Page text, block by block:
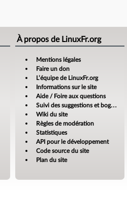
À propos de LinuxFr.org
Mentions légales
Faire un don
L’équipe de LinuxFr.org
Informations sur le site
Aide / Foire aux questions
Suivi des suggestions et bogues
Wiki du site
Règles de modération
Statistiques
API pour le développement
Code source du site
Plan du site